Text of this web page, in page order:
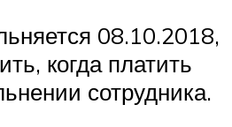
08.10.2018,
когда платить
сотрудника.